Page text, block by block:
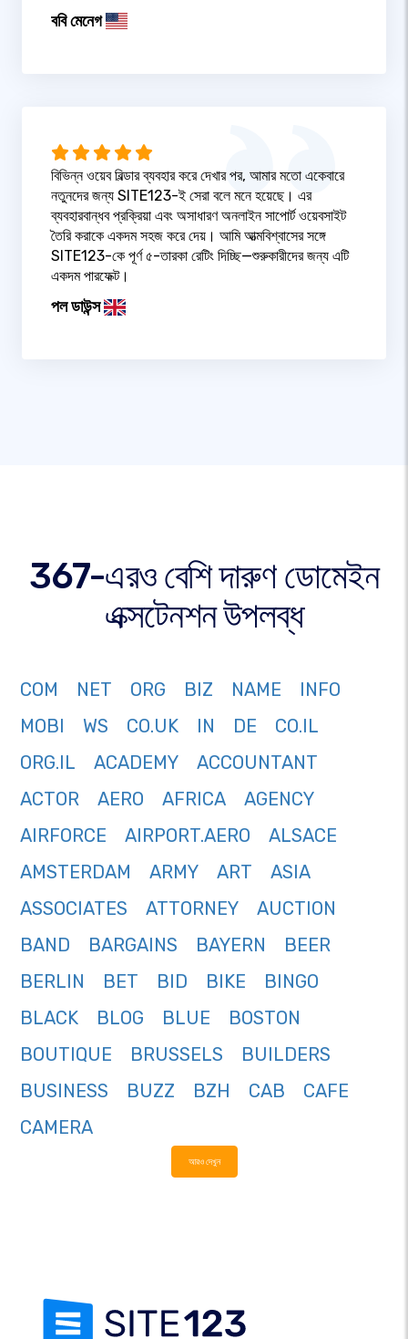
ববি মেনেগ
বিভিন্ন ওয়েব বিল্ডার ব্যবহার করে দেখার পর, আমার মতো একেবারে
নতুনদের জন্য SITE123-ই সেরা বলে মনে হয়েছে। এর
ব্যবহারবান্ধব প্রক্রিয়া এবং অসাধারণ অনলাইন সাপোর্ট ওয়েবসাইট
তৈরি করাকে একদম সহজ করে দেয়। আমি আত্মবিশ্বাসের সঙ্গে
SITE123-কে পূর্ণ ৫-তারকা রেটিং দিচ্ছি—শুরুকারীদের জন্য এটি
একদম পারফেক্ট।
পল ডাউন্স
367-এরও বেশি দারুণ ডোমেইন
এক্সটেনশন উপলব্ধ
COM NET ORG BIZ NAME
INFO
MOBI
WS CO.UK IN DE
CO.IL
ORG.IL
ACADEMY
ACCOUNTANT
ACTOR
AERO AFRICA
AGENCY
AIRFORCE
AIRPORT.AERO
ALSACE
AMSTERDAM
ARMY ART
ASIA
ASSOCIATES
ATTORNEY
AUCTION
BAND
BARGAINS BAYERN
BEER
BERLIN
BET BID BIKE
BINGO
BLACK
BLOG BLUE
BOSTON
BOUTIQUE
BRUSSELS
BUILDERS
BUSINESS
BUZZ BZH CAB
CAFE
CAMERA
আরও দেখুন